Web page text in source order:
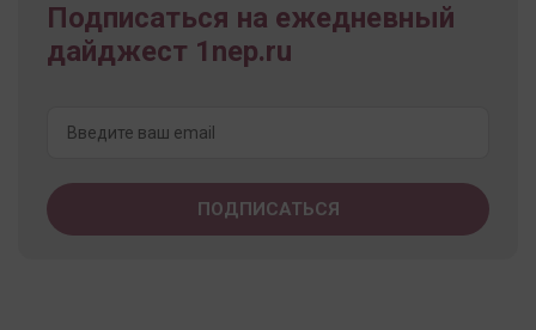
Подписаться на ежедневный
дайджест 1nep.ru